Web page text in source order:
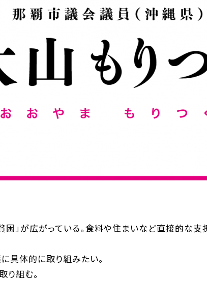
」が広がっている。食料や住まいなど直接的な支
具体的に取り組みたい。
組む。